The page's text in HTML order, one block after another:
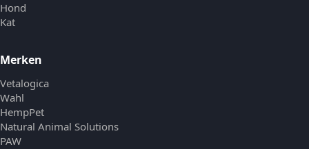
Hond
Kat
Merken
Vetalogica
Wahl
HempPet
Natural Animal Solutions
PAW